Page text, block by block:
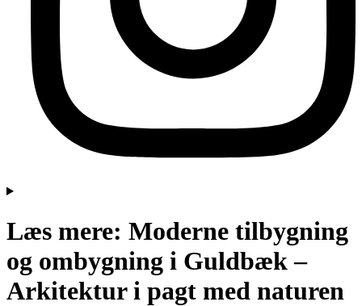
Læs mere: Moderne tilbygning
og ombygning i Guldbæk –
Arkitektur i pagt med naturen